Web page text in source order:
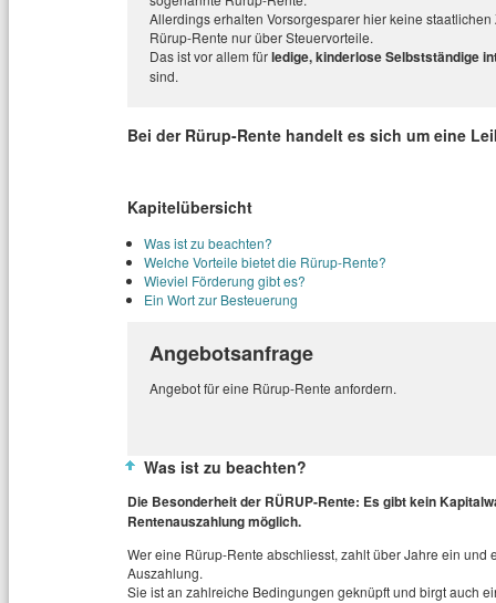
Allerdings erhalten Vorsorgesparer hier keine
Rürup-Rente nur über Steuervorteile.
Das ist vor allem fürledige, kinderlose Selbstständige
sind.
Bei der Rürup-Rente handelt es sich um eine
Kapitelübersicht
Was ist zu beachten?
Welche Vorteile bietet die Rürup-Rente?
Wieviel Förderung gibt es?
Ein Wort zur Besteuerung
Angebotsanfrage
Angebot für eine Rürup-Rente anfordern.
Was ist zu beachten?
Die Besonderheit der RÜRUP-Rente: Es gibt kein
Rentenauszahlung möglich.
Wer eine Rürup-Rente abschliesst, zahlt über Jahre ein
Auszahlung.
Sie ist an zahlreiche Bedingungen geknüpft und birgt auch